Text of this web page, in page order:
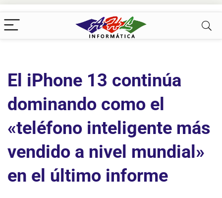
El iPhone 13 continúa
dominando como el
«teléfono inteligente más
vendido a nivel mundial»
en el último informe